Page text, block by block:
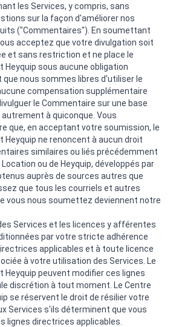
les Services, y compris, sans
sur la façon d'améliorer nos
("Commentaires"). En soumettant
acceptez que votre divulgation soit
et sans restriction et ne place le
Heyquip sous aucune obligation
que nous sommes libres d'utiliser le
compensation supplémentaire
le Commentaire sur une base
à quiconque. Vous
que, en acceptant votre soumission, le
Heyquip ne renoncent à aucun droit
similaires ou liés précédemment
ou de Heyquip, développés par
auprès de sources autres que
que tous les courriels et autres
vous nous soumettez deviennent notre
Services et les licences y afférentes
par votre stricte adhérence
applicables et à toute licence
à votre utilisation des Services. Le
Heyquip peuvent modifier ces lignes
discrétion à tout moment. Le Centre
se réservent le droit de résilier votre
Services s'ils déterminent que vous
lignes directrices applicables.